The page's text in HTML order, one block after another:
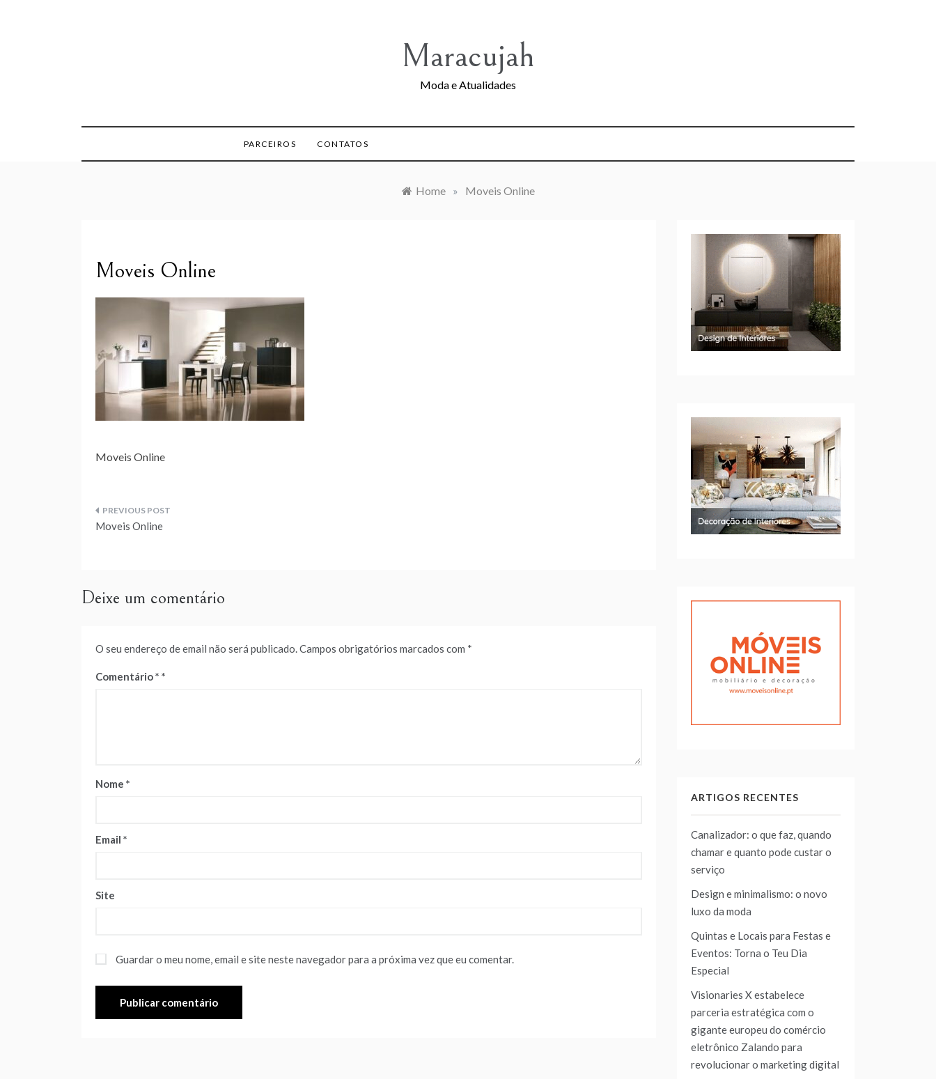
Maracujah
Moda e Atualidades
PARCEIROS CONTATOS
Home » Moveis Online
Moveis Online
Moveis Online
Navegação
Moveis Online
Deixe um comentário
O seu endereço de email não será publicado.Campos obrigatórios marcados com *
Comentário*
Nome *
Email *
Site
Guardar o meu nome, email e site neste navegador para a próxima vez que eu comentar.
ARTIGOS RECENTES
Canalizador: o que faz, quando
chamar e quanto pode custar o
serviço
Design e minimalismo: o novo
luxo da moda
Quintas e Locais para Festas e
Eventos: Torna o Teu Dia
Especial
Visionaries X estabelece
parceria estratégica com o
gigante europeu do comércio
eletrônico Zalando para
revolucionar o marketing digital